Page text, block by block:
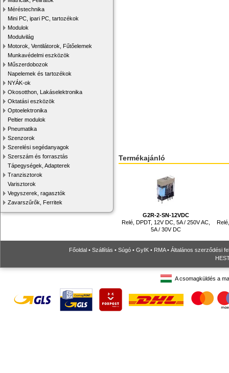
Méréstechnika
Mini PC, ipari PC, tartozékok
Modulok
Modulvilág
Motorok, Ventilátorok, Fűtőelemek
Munkavédelmi eszközök
Műszerdobozok
Napelemek és tartozékok
NYÁK-ok
Okosotthon, Lakáselektronika
Oktatási eszközök
Optoelektronika
Peltier modulok
Pneumatika
Szenzorok
Szerelési segédanyagok
Szerszám és forrasztás
Tápegységek, Adapterek
Tranzisztorok
Varisztorok
Vegyszerek, ragasztók
Zavarszűrők, Ferritek
Termékajánló
G2R-2-SN-12VDC
Relé, DPDT, 12V DC, 5A / 250V AC,
5A / 30V DC
Főoldal • Szállítás • Súgó • GyIK • RMA• Általános szerződési
A csomagküldés a